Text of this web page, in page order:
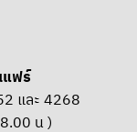
แฟร์
และ 4268
น )